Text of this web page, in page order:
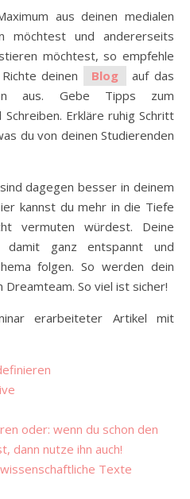
aus deinen medialen
möchtest und andererseits
möchtest, so empfehle
deinen
Blog
auf das
aus. Gebe Tipps zum
Erkläre ruhig Schritt
du von deinen Studierenden
dagegen besser in deinem
kannst du mehr in die Tiefe
vermuten würdest. Deine
damit ganz entspannt und
folgen. So werden dein
Dreamteam. So viel ist sicher!
erarbeiteter Artikel mit
oder: wenn du schon den
dann nutze ihn auch!
Texte